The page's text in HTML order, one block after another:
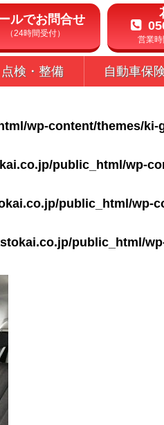
ルでお問合せ
（24時間受付）
営業
点検・整備 自動車保
wp-content/themes/
public_html/wp-
public_html/wp-
public_html/